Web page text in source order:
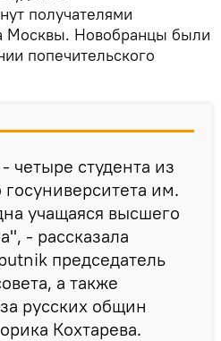
получателями
Москвы. Новобранцы были
попечительского
четыре студента из
им.
учащаяся высшего
- рассказала
председатель
а также
русских общин
Кохтарева.